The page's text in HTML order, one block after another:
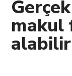
makul